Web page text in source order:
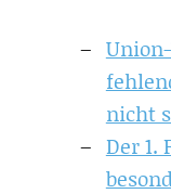
nicht
Der 1.